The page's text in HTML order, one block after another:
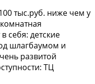
тыc.руб. нижe чем у
ceбя: дeтcкиe
шлагбaумом и
рaзвитой
ТЦ